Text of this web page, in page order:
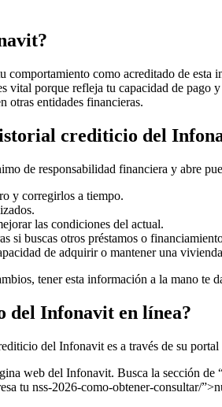
como acreditado de
vital porque refleja tu capacidad de
otras entidades financieras.
crediticio del
de responsabilidad financiera y abre
y corregirlos a tiempo.
las condiciones del actual.
si buscas otros préstamos o
de adquirir o mantener una
tener esta información a la mano te
del Infonavit en línea?
del Infonavit es a través de su portal
web del Infonavit. Busca la sección
tu nss-2026-como-obtener-consultar/